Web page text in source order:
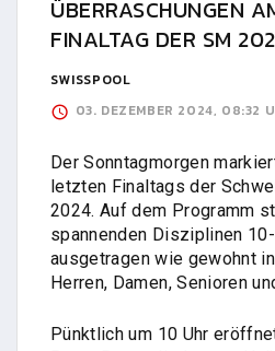
ÜBERRASCHUNGEN
FINALTAG DER SM
SWISSPOOL
03. DEZEMBER 2024, 08:32
Der Sonntagmorgen
letzten Finaltags der
2024. Auf dem Programm
spannenden Disziplinen
ausgetragen wie gewohnt
Herren, Damen, Senioren
Pünktlich um 10 Uhr